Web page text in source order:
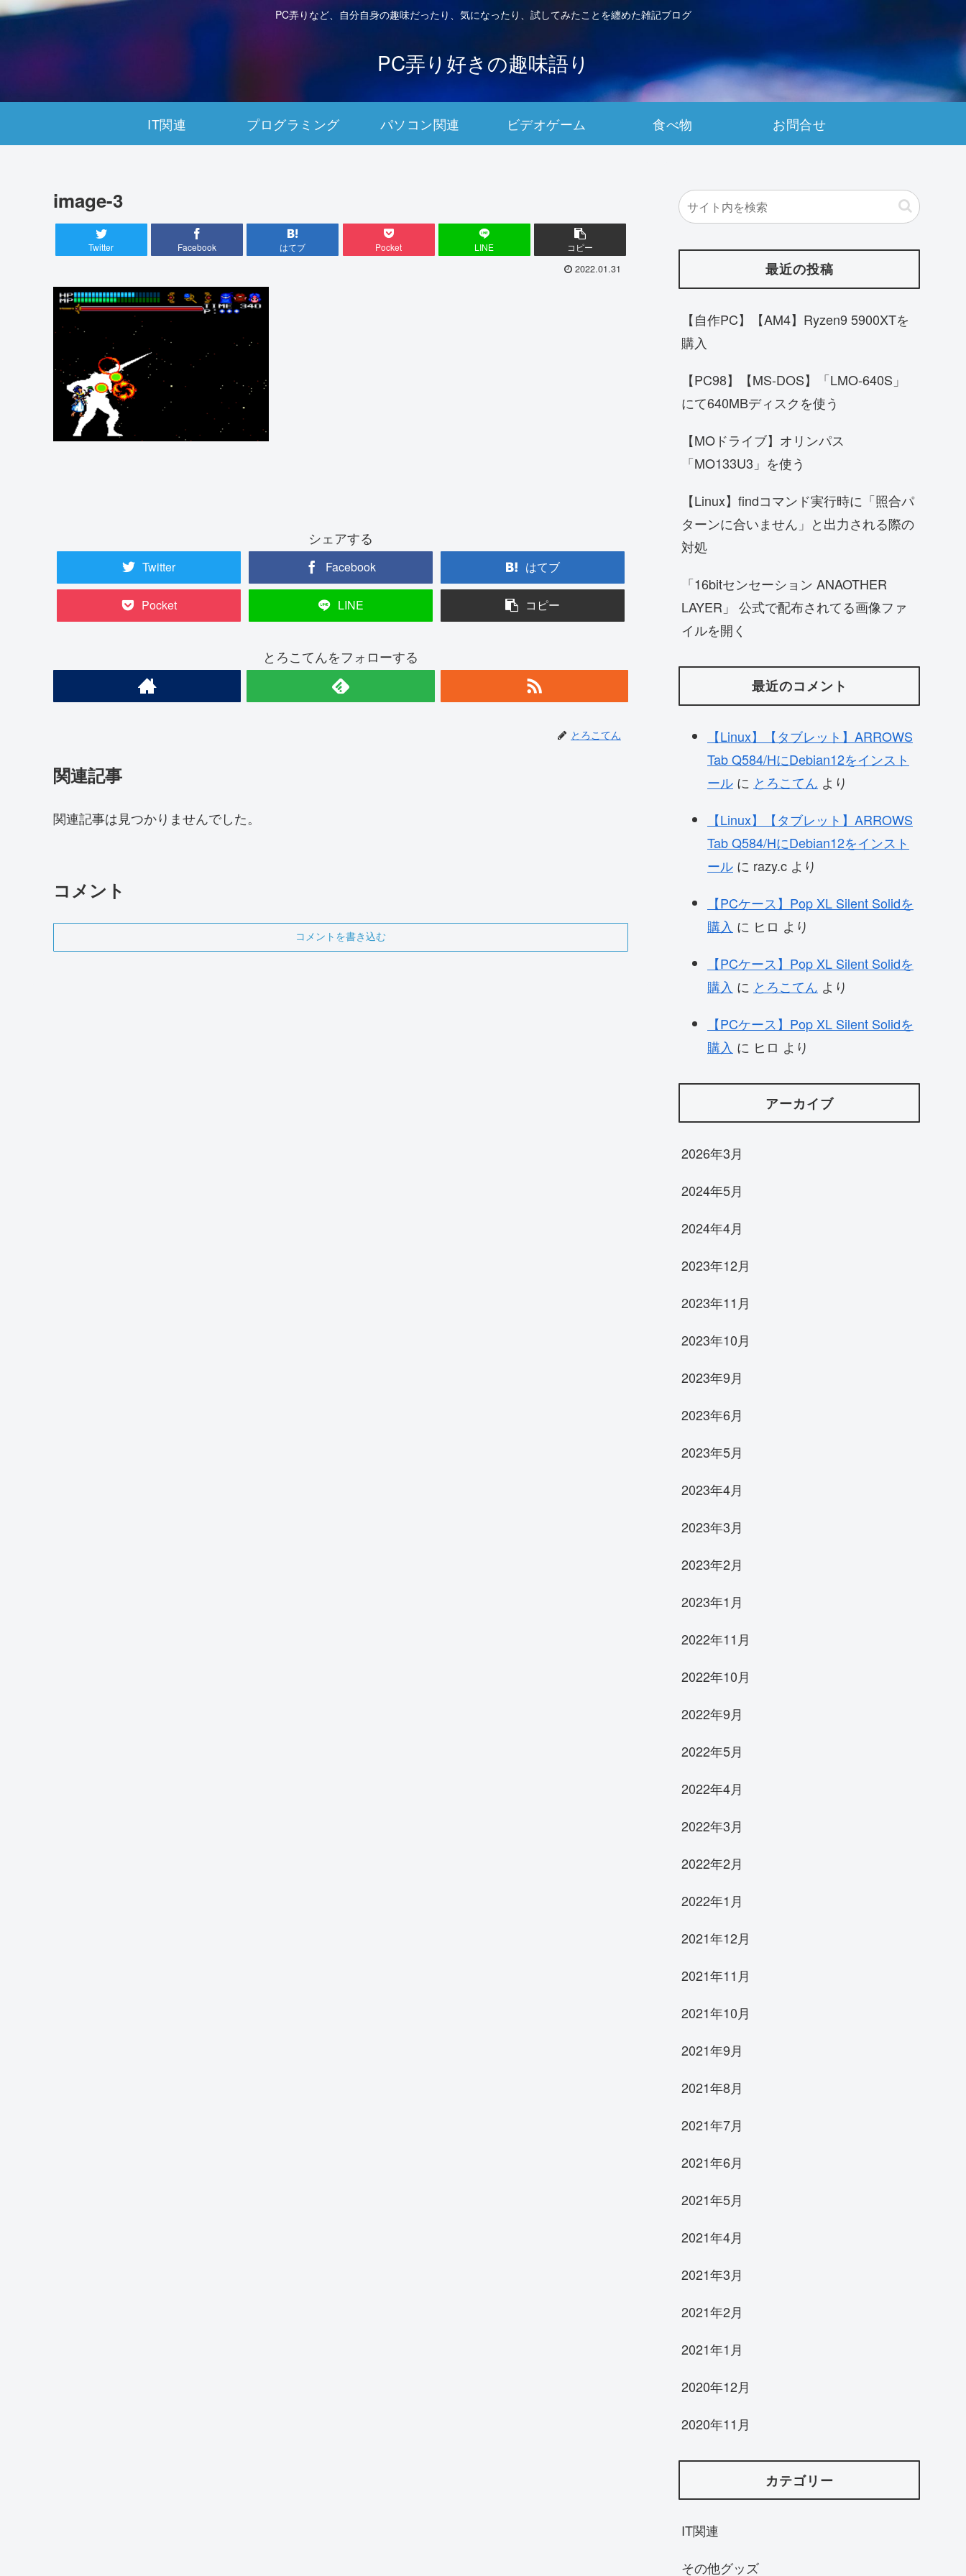
PC弄りなど、自分自身の趣味だったり、気になったり、試してみたことを纏めた雑記ブログ
PC弄り好きの趣味語り
IT関連 プログラミング パソコン関連 ビデオゲーム 食べ物 お問合せ
image-3
Twitter Facebook はてブ Pocket LINE コピー
2022.01.31
シェアする
Twitter Facebook はてブ
Pocket LINE コピー
とろこてんをフォローする
とろこてん
関連記事
関連記事は見つかりませんでした。
コメント
コメントを書き込む
最近の投稿
【自作PC】【AM4】Ryzen9 5900XTを
購入
【PC98】【MS-DOS】「LMO-640S」
にて640MBディスクを使う
【MOドライブ】オリンパス
「MO133U3」を使う
【Linux】findコマンド実行時に「照合パ
ターンに合いません」と出力される際の
対処
「16bitセンセーション ANAOTHER
LAYER」 公式で配布されてる画像ファ
イルを開く
最近のコメント
【Linux】【タブレット】ARROWS
Tab Q584/HにDebian12をインスト
ール に とろこてん より
【Linux】【タブレット】ARROWS
Tab Q584/HにDebian12をインスト
ール に razy.c より
【PCケース】Pop XL Silent Solidを
購入 に ヒロ より
【PCケース】Pop XL Silent Solidを
購入 に とろこてん より
【PCケース】Pop XL Silent Solidを
購入 に ヒロ より
アーカイブ
2026年3月
2024年5月
2024年4月
2023年12月
2023年11月
2023年10月
2023年9月
2023年6月
2023年5月
2023年4月
2023年3月
2023年2月
2023年1月
2022年11月
2022年10月
2022年9月
2022年5月
2022年4月
2022年3月
2022年2月
2022年1月
2021年12月
2021年11月
2021年10月
2021年9月
2021年8月
2021年7月
2021年6月
2021年5月
2021年4月
2021年3月
2021年2月
2021年1月
2020年12月
2020年11月
カテゴリー
IT関連
その他グッズ